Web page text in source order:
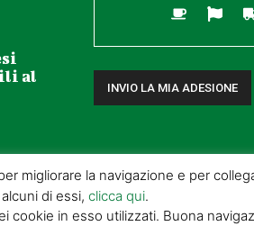
Lefébure-Wely, Saint-Saëns
al
migliorare la navigazione e per
di essi, clicca qui.
cookie in esso utilizzati. Buona